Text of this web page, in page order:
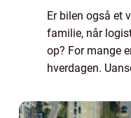
Er bilen også et
familie, når
op? For mange
hverdagen.
bil f...